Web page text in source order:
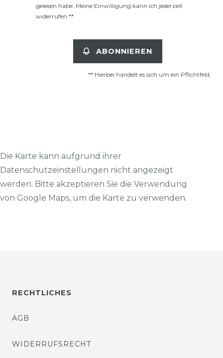
gelesen habe. Meine Einwilligung kann ich jederzeit
widerrufen.**
ABONNIEREN
** Hierbei handelt es sich um ein Pflichtfeld.
Die Karte kann aufgrund ihrer
Datenschutzeinstellungen nicht angezeigt
werden. Bitte akzeptieren Sie die Verwendung
von Google Maps, um die Karte zu verwenden.
RECHTLICHES
AGB
WIDERRUFSRECHT